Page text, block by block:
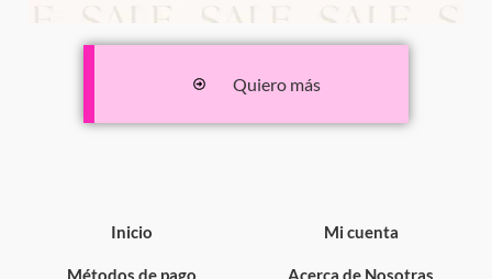
Quiero más
Inicio
Métodos de pago
Mi cuenta
Acerca de Nosotras